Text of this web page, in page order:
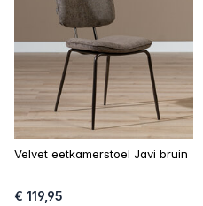
Velvet eetkamerstoel Javi bruin
€ 119,95